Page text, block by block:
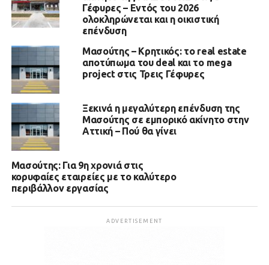
Γέφυρες – Εντός του 2026
ολοκληρώνεται και η οικιστική
επένδυση
Μασούτης – Κρητικός: το real estate
αποτύπωμα του deal και το mega
project στις Τρεις Γέφυρες
Ξεκινά η μεγαλύτερη επένδυση της
Μασούτης σε εμπορικό ακίνητο στην
Αττική – Πού θα γίνει
Μασούτης: Για 9η χρονιά στις
κορυφαίες εταιρείες με το καλύτερο
περιβάλλον εργασίας
ADVERTISEMENT